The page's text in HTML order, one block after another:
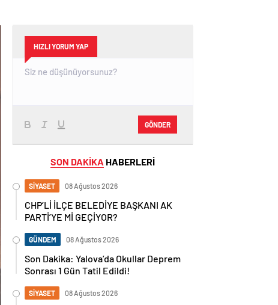
HIZLI YORUM YAP
GÖNDER
SON DAKİKA HABERLERİ
SİYASET 08 Ağustos 2026
CHP’Lİ İLÇE BELEDİYE BAŞKANI AK
PARTİ’YE Mİ GEÇİYOR?
GÜNDEM 08 Ağustos 2026
Son Dakika: Yalova’da Okullar Deprem
Sonrası 1 Gün Tatil Edildi!
SİYASET 08 Ağustos 2026